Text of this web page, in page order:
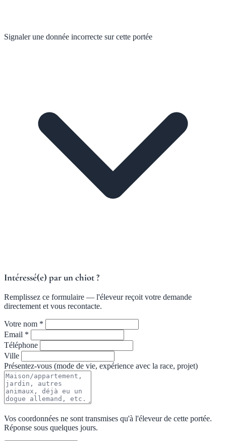
Signaler une donnée incorrecte sur cette portée
Intéressé(e) par un chiot ?
Remplissez ce formulaire — l'éleveur reçoit votre demande
directement et vous recontacte.
Votre nom *
Email *
Téléphone
Ville
Présentez-vous (mode de vie, expérience avec la race, projet)
Vos coordonnées ne sont transmises qu'à l'éleveur de cette portée.
Réponse sous quelques jours.